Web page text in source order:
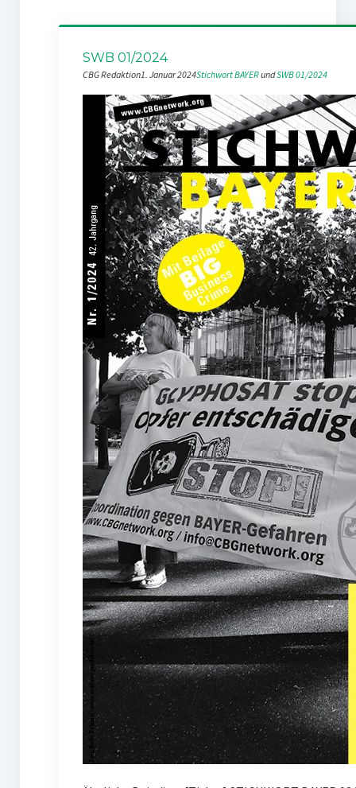
SWB 01/2024
CBG Redaktion1. Januar 2024Stichwort BAYER und SWB 01/2024